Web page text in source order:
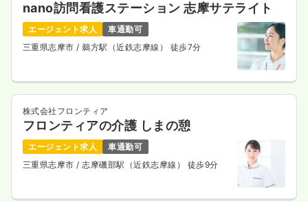
nano訪問看護ステーション 志摩サテライト
エージェント求人
車通勤可
三重県志摩市 / 鵜方駅（近鉄志摩線） 徒歩7分
株式会社フロンティア
フロンティアの介護 しまの憩
エージェント求人
車通勤可
三重県志摩市 / 志摩磯部駅（近鉄志摩線） 徒歩9分